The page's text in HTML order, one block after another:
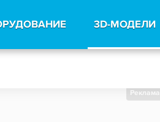
3D-МОДЕЛИ
Реклама